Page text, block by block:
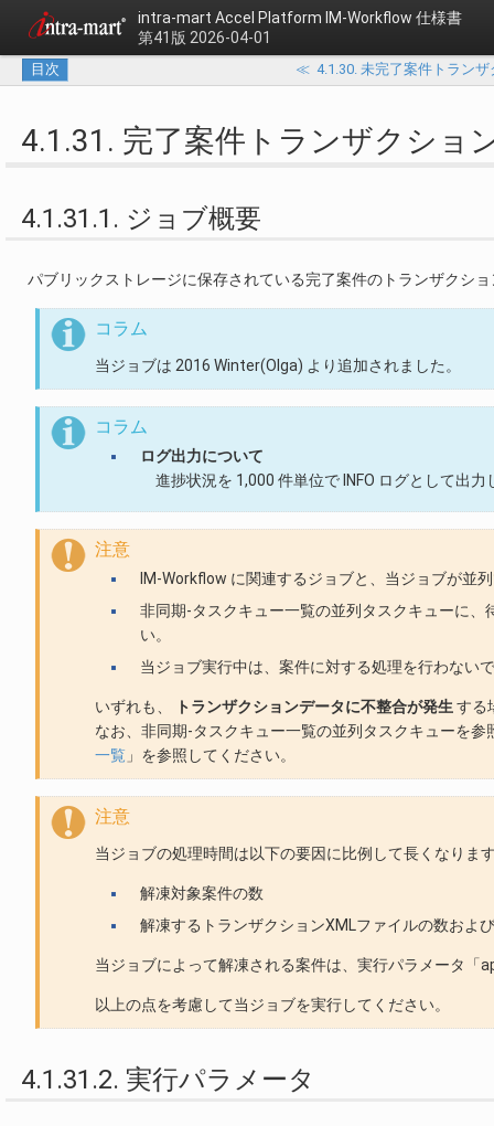
intra-mart Accel Platform IM-Workflow 仕様書
第41版 2026-04-01
目次 ≪ 4.1.30. 未完了案件トラン
4.1.31. 完了案件トランザクショ
4.1.31.1. ジョブ概要
パブリックストレージに保存されている完了案件のトランザクシ
コラム
当ジョブは 2016 Winter(Olga) より追加されました。
コラム
ログ出力について
進捗状況を 1,000 件単位で INFO ログとして出力
注意
IM-Workflow に関連するジョブと、当ジョブが並
非同期-タスクキュー一覧の並列タスクキューに
い。
当ジョブ実行中は、案件に対する処理を行わない
いずれも、 トランザクションデータに不整合が発生 する
なお、非同期-タスクキュー一覧の並列タスクキューを参
一覧 」を参照してください。
注意
当ジョブの処理時間は以下の要因に比例して長くなりま
解凍対象案件の数
解凍するトランザクションXMLファイルの数およ
当ジョブによって解凍される案件は、実行パラメータ
以上の点を考慮して当ジョブを実行してください。
4.1.31.2. 実行パラメータ